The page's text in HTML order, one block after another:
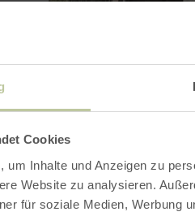
Cookies
um Inhalte und Anzeigen zu
Website zu analysieren.
für soziale Medien, Werbung